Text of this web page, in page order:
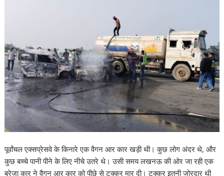
पूर्वांचल एक्सप्रेसवे के किनारे एक वैगन आर कार खड़ी थी। कुछ लोग अंदर थे, और
कुछ बच्चे पानी पीने के लिए नीचे उतरे थे। उसी समय लखनऊ की ओर जा रही एक
ब्रेजा कार ने वैगन आर कार को पीछे से टक्कर मार दी। टक्कर इतनी जोरदार थी